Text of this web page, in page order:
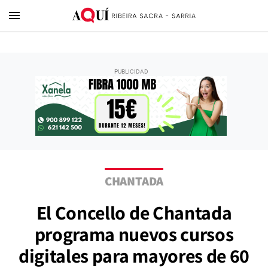
menu
CHANTADA
El Concello de Chantada
programa nuevos cursos
digitales para mayores de 60